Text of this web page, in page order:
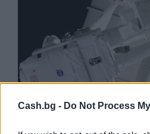
Cash.bg - Do Not Process